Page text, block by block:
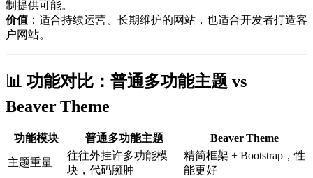
制提供可能。
价值 ：适合持续运营、长期维护的网站，也适合开发者打造客
户网站。
📊 功能对比：普通多功能主题 vs
Beaver Theme
功能模块 普通多功能主题 Beaver Theme
主题重量
往往外挂许多功能模
块，代码臃肿
精简框架 + Bootstrap，性
能更好